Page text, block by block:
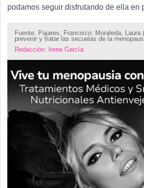
podamos seguir disfrutando de ella en
Fuente: Pajares, Francisco; Moraleda, Laura
prevenir y tratar las secuelas de la
Redacción: Irene García